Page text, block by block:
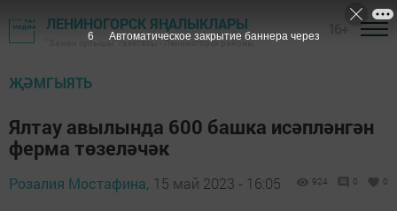
ЛЕНИНОГОРСК ЯҢАЛЫКЛАРЫ
"Заман сулышы" газетасы - Лениногорск районы
ҖӘМГЫЯТЬ
Ялтау авылында 600 башка исәпләнгән
ферма төзеләчәк
Розалия Мостафина, 15 май 2023 - 16:05 924 0 0
5 Автоматическое закрытие баннера через